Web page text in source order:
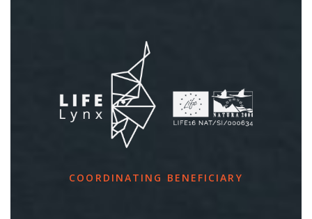
COORDINATING BENEFICIARY